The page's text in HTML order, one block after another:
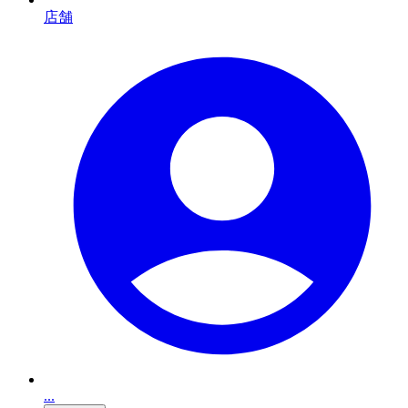
店舗
...